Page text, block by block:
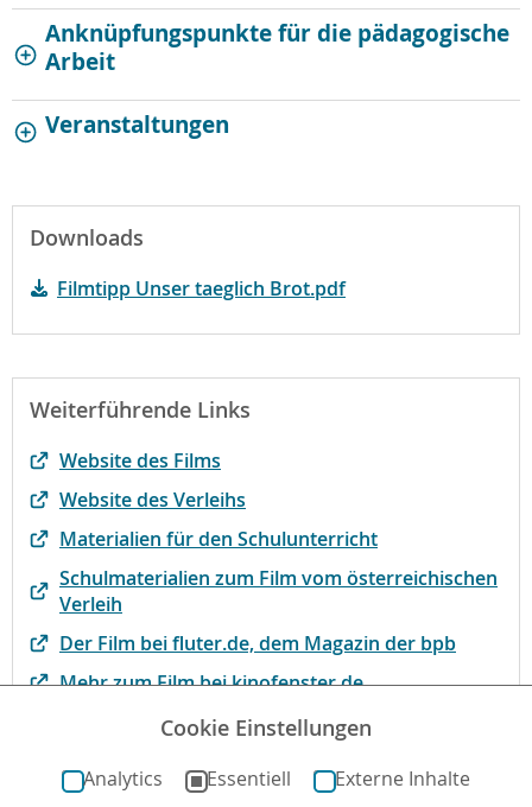
Anknüpfungspunkte für die pädagogische
Arbeit
Veranstaltungen
Downloads
Filmtipp Unser taeglich Brot.pdf
Weiterführende Links
Website des Films
Website des Verleihs
Materialien für den Schulunterricht
Schulmaterialien zum Film vom österreichischen
Verleih
Der Film bei fluter.de, dem Magazin der bpb
Mehr zum Film bei kinofenster.de
Film des Monats (Evangelische Filmjury)
Cookie Einstellungen
Analytics Essentiell Externe Inhalte